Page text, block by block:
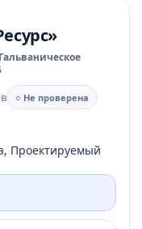
○ Не проверена
Проектируемый